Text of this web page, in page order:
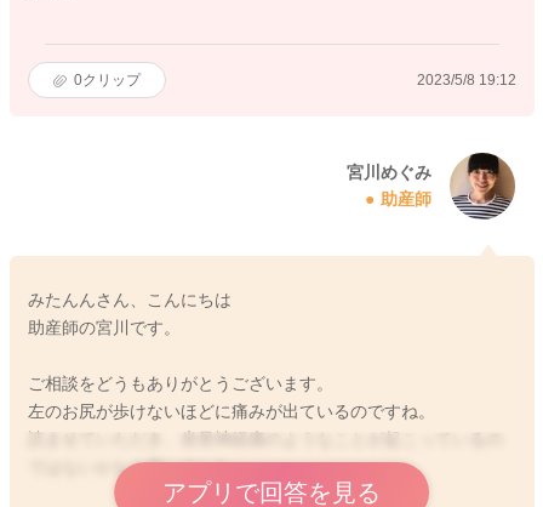
0クリップ 2023/5/8 19:12
宮川めぐみ
助産師
みたんんさん、こんにちは
助産師の宮川です。
ご相談をどうもありがとうございます。
左のお尻が歩けないほどに痛みが出ているのですね。
ではないかなと思いました。
アプリで回答を見る